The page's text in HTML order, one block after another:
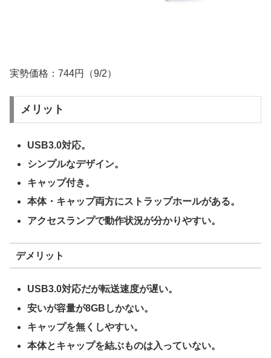
実勢価格：744円（9/2）
メリット
USB3.0対応。
シンプルなデザイン。
キャップ付き。
本体・キャップ両方にストラップホールがある。
アクセスランプで動作状況が分かりやすい。
デメリット
USB3.0対応だが転送速度が遅い。
安いが容量が8GBしかない。
キャップを無くしやすい。
本体とキャップを結ぶものは入っていない。